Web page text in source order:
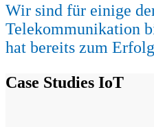
Wir sind für einige
Telekommunikation
hat bereits zum
Case Studies IoT